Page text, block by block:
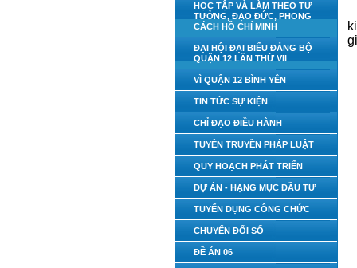
HỌC TẬP VÀ LÀM THEO TƯ
TƯỞNG, ĐẠO ĐỨC, PHONG
CÁCH HỒ CHÍ MINH
ĐẠI HỘI ĐẠI BIỂU ĐẢNG BỘ
QUẬN 12 LẦN THỨ VII
VÌ QUẬN 12 BÌNH YÊN
TIN TỨC SỰ KIỆN
CHỈ ĐẠO ĐIỀU HÀNH
TUYÊN TRUYỀN PHÁP LUẬT
QUY HOẠCH PHÁT TRIỂN
DỰ ÁN - HẠNG MỤC ĐẦU TƯ
TUYỂN DỤNG CÔNG CHỨC
CHUYỂN ĐỔI SỐ
ĐỀ ÁN 06